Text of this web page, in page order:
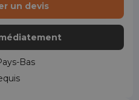
un devis
Bas